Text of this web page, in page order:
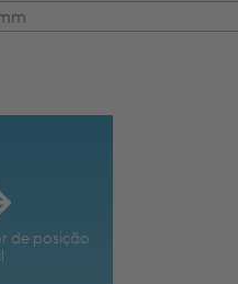
de posição